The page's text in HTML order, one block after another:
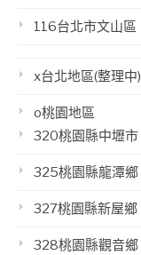
116台北市文山區
x台北地區(整理中)
o桃園地區
320桃園縣中壢市
325桃園縣龍潭鄉
327桃園縣新屋鄉
328桃園縣觀音鄉